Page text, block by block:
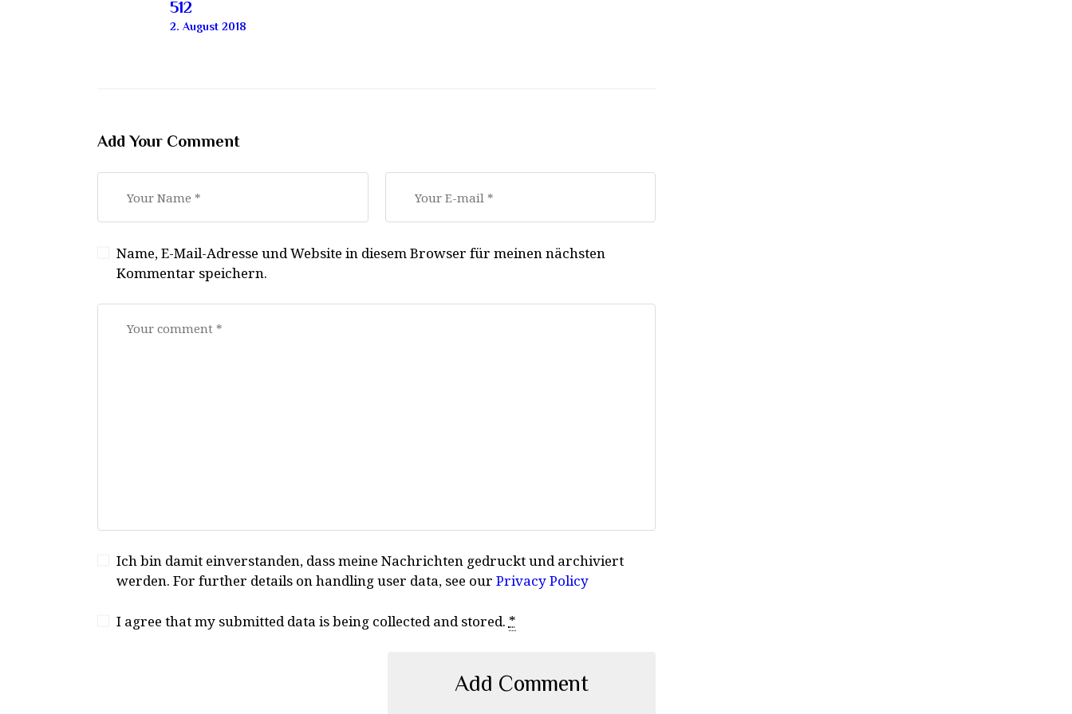
512
2. August 2018
Add Your Comment
Name, E-Mail-Adresse und Website in diesem Browser für meinen nächsten
Kommentar speichern.
Ich bin damit einverstanden, dass meine Nachrichten gedruckt und archiviert
werden. For further details on handling user data, see our Privacy Policy
I agree that my submitted data is being collected and stored. *